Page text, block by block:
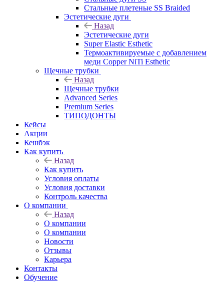
Стальные плетеные SS Braided
Эстетические дуги
Назад
Эстетические дуги
Super Elastic Esthetic
Термоактивируемые с добавлением
меди Copper NiTi Esthetic
Щечные трубки
Назад
Щечные трубки
Advanced Series
Premium Series
ТИПОДОНТЫ
Кейсы
Акции
Кешбэк
Как купить
Назад
Как купить
Условия оплаты
Условия доставки
Контроль качества
О компании
Назад
О компании
О компании
Новости
Отзывы
Карьера
Контакты
Обучение